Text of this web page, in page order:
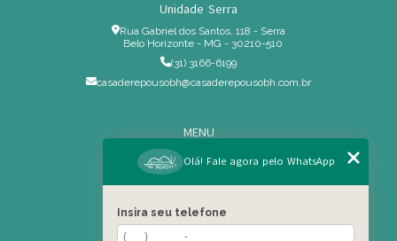
Unidade Serra
Rua Gabriel dos Santos, 118 - Serra
Belo Horizonte - MG - 30210-510
(31) 3166-6199
casaderepousobh@casaderepousobh.com.br
MENU
Home
Institucional
Serviços Especiais
Olá! Fale agora pelo WhatsApp
Insira seu telefone